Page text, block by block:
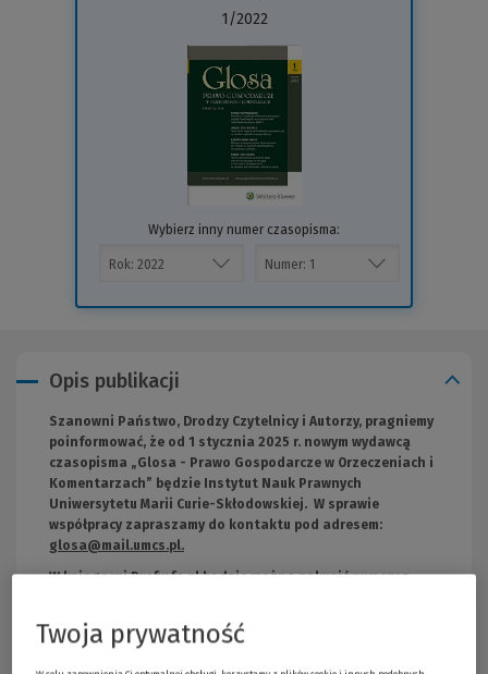
1/2022
do
Wybierz inny numer czasopisma:
Opis publikacji
Szanowni Państwo, Drodzy Czytelnicy i Autorzy, pragniemy
poinformować, że od 1 stycznia 2025 r. nowym wydawcą
czasopisma „Glosa - Prawo Gospodarcze w Orzeczeniach i
Komentarzach” będzie Instytut Nauk Prawnych
Uniwersytetu Marii Curie-Skłodowskiej. W sprawie
współpracy zapraszamy do kontaktu pod adresem:
glosa@mail.umcs.pl.
W księgarni Profinfo.pl będzie można zakupić numery z
Twoja prywatność